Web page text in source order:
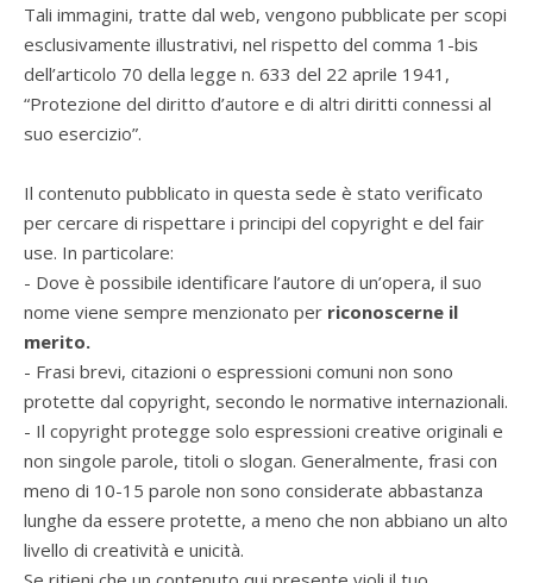
Tali immagini, tratte dal web, vengono pubblicate per scopi
esclusivamente illustrativi, nel rispetto del comma 1-bis
dell’articolo 70 della legge n. 633 del 22 aprile 1941,
“Protezione del diritto d’autore e di altri diritti connessi al
suo esercizio”.
Il contenuto pubblicato in questa sede è stato verificato
per cercare di rispettare i principi del copyright e del fair
use. In particolare:
- Dove è possibile identificare l’autore di un’opera, il suo
nome viene sempre menzionato per riconoscerne il
merito.
- Frasi brevi, citazioni o espressioni comuni non sono
protette dal copyright, secondo le normative internazionali.
- Il copyright protegge solo espressioni creative originali e
non singole parole, titoli o slogan. Generalmente, frasi con
meno di 10-15 parole non sono considerate abbastanza
lunghe da essere protette, a meno che non abbiano un alto
livello di creatività e unicità.